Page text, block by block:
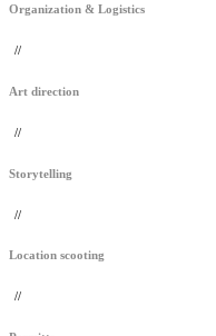
Organization & Logistics
//
Art direction
//
Storytelling
//
Location scooting
//